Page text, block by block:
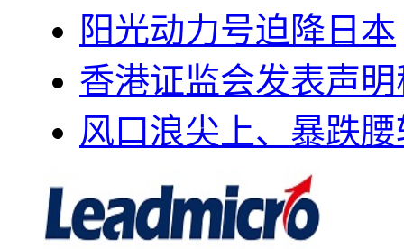
阳光动力号迫降日本
香港证监会发表声
风口浪尖上、暴跌